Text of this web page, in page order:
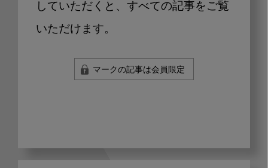
していただくと、すべての記事をご覧
いただけます。
マークの記事は会員限定